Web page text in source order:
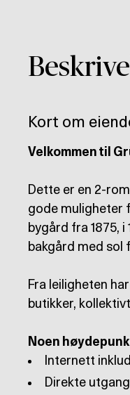
Kort om
Velkommen til
Dette er en 2-
gode muligheter
bygård fra 1875,
bakgård med sol
Fra leiligheten
butikker,
Noen